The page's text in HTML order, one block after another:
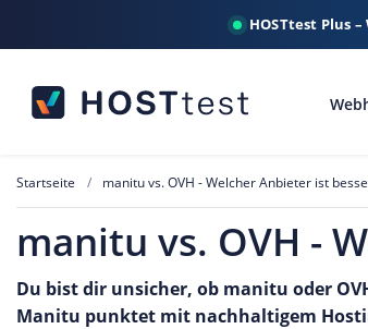
HOSTtest Plus
Startseite manitu vs. OVH - Welcher Anbieter ist
manitu vs. OVH -
Du bist dir unsicher, ob manitu oder
Manitu punktet mit nachhaltigem